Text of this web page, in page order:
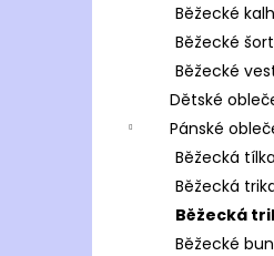
Běžecké
Běžecké
Běžecké
Dětské
Pánské
Běžecká tílka
Běžecká
Běžecká
Běžecké